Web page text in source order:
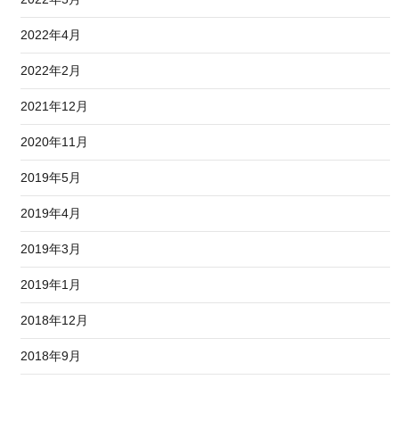
2022年4月
2022年2月
2021年12月
2020年11月
2019年5月
2019年4月
2019年3月
2019年1月
2018年12月
2018年9月